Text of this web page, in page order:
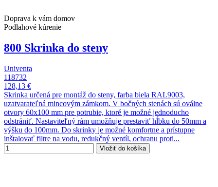
Doprava k vám domov
Podlahové kúrenie
800 Skrinka do steny
Univenta
118732
128,13 €
Skrinka určená pre montáž do steny, farba biela RAL9003,
uzatvarateľná mincovým zámkom. V bočných stenách sú oválne
otvory 60x100 mm pre potrubie, ktoré je možné jednoducho
odstrániť. Nastaviteľný rám umožňuje prestaviť hĺbku do 50mm a
výšku do 100mm. Do skrinky je možné komfortne a prístupne
inštalovať filtre na vodu, redukčný ventíl, ochranu proti...
Vložiť do košíka